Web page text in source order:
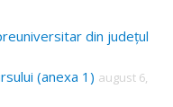
din județul
(anexa 1) august 6,